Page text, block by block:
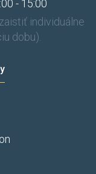
- 15:00
individuálne
dobu).